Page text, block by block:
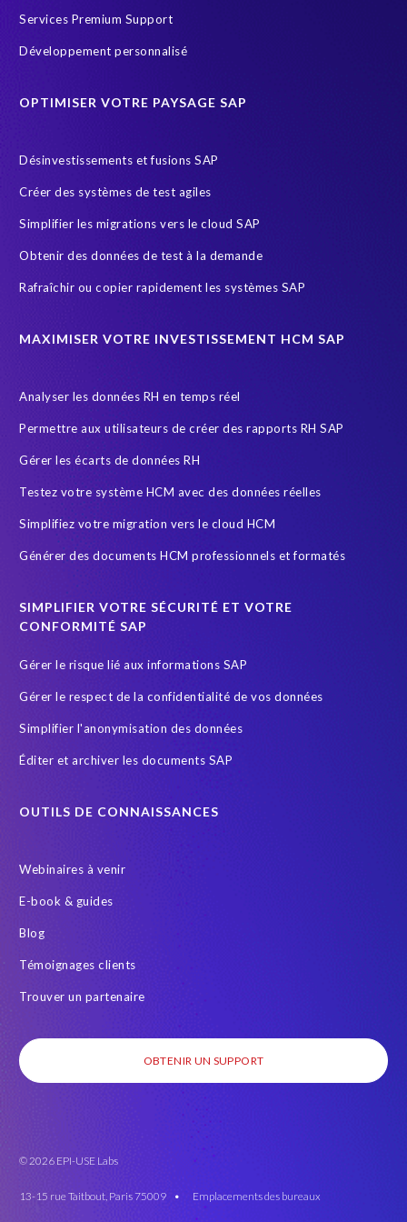
Corporate Social Responsibility
DSM Data Privacy Data Sync Manager
ERP Honey ERP K9 Unit Ecosysteme SAP
Object Sync POPI Act Paie Payroll
S/4HANA Migrations SAP SAP Analytics Cloud
SAP Cloud SAP GDPR SAP HCM reporting
SAP HR Reporting SAP Landscape Transformation
SAP Payroll SAP Payroll data SAP RISE SAP data
SAP data privacy and compliance SAP security
Secure scrambled production data for testing
Securitée des données
SuccessFactors' Employee Central Payroll
Services Premium Support
Développement personnalisé
OPTIMISER VOTRE PAYSAGE SAP
Désinvestissements et fusions SAP
Créer des systèmes de test agiles
Simplifier les migrations vers le cloud SAP
Obtenir des données de test à la demande
Rafraîchir ou copier rapidement les systèmes SAP
MAXIMISER VOTRE INVESTISSEMENT HCM SAP
Analyser les données RH en temps réel
Permettre aux utilisateurs de créer des rapports RH SAP
Gérer les écarts de données RH
Testez votre système HCM avec des données réelles
Simplifiez votre migration vers le cloud HCM
Générer des documents HCM professionnels et formatés
SIMPLIFIER VOTRE SÉCURITÉ ET VOTRE
CONFORMITÉ SAP
Gérer le risque lié aux informations SAP
Gérer le respect de la confidentialité de vos données
Simplifier l'anonymisation des données
Éditer et archiver les documents SAP
OUTILS DE CONNAISSANCES
Webinaires à venir
E-book & guides
Blog
Témoignages clients
Trouver un partenaire
OBTENIR UN SUPPORT
© 2026 EPI-USE Labs
13-15 rue Taitbout, Paris 75009 • Emplacements des bureaux